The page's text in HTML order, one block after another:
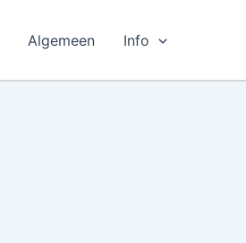
Algemeen Info